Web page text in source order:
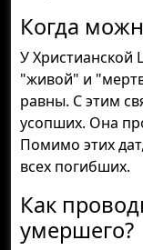
Когда
У Христианской
"живой" и
равны. С этим
усопших. Она
Помимо этих
всех погибших.
Как
умершего?